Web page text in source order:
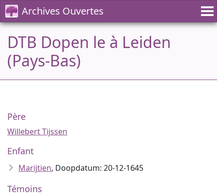
Archives Ouvertes
DTB Dopen le à Leiden
(Pays-Bas)
Père
Willebert Tijssen
Enfant
Marijtien, Doopdatum: 20-12-1645
Témoins